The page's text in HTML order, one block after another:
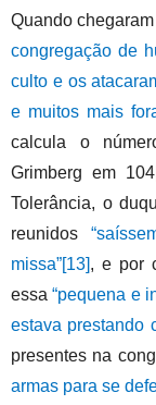
Quando chegaram
congregação de
culto e os
e muitos mais
calcula o
Grimberg em 104
Tolerância, o
reunidos
missa”[13], e por
essa“pequena e
estava prestando
presentes na
armas para se